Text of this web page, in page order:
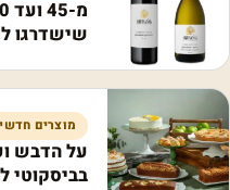
שישדרגו
מוצרים
על הדבש
בביסקוטי